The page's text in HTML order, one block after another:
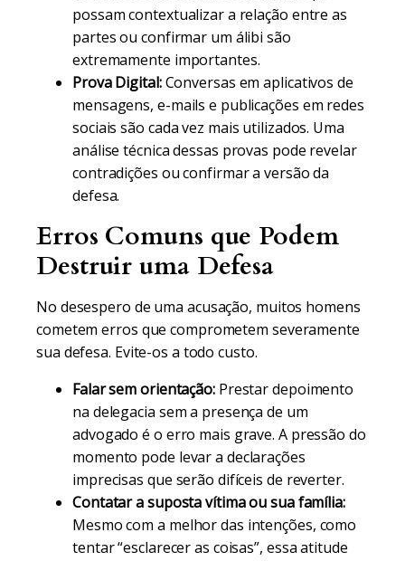
possam contextualizar a relação entre as
partes ou confirmar um álibi são
extremamente importantes.
Prova Digital:Conversas em aplicativos de
mensagens, e-mails e publicações em redes
sociais são cada vez mais utilizados. Uma
análise técnica dessas provas pode revelar
contradições ou confirmar a versão da
defesa.
Erros Comuns que Podem
Destruir uma Defesa
No desespero de uma acusação, muitos homens
cometem erros que comprometem severamente
sua defesa. Evite-os a todo custo.
Falar sem orientação:Prestar depoimento
na delegacia sem a presença de um
advogado é o erro mais grave. A pressão do
momento pode levar a declarações
imprecisas que serão difíceis de reverter.
Contatar a suposta vítima ou sua família:
Mesmo com a melhor das intenções, como
tentar “esclarecer as coisas”, essa atitude